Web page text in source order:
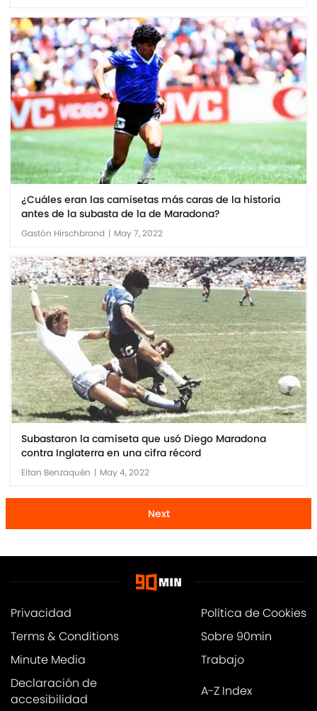
¿Cuáles eran las camisetas más caras de la historia
antes de la subasta de la de Maradona?
Gastón Hirschbrand | May 7, 2022
Subastaron la camiseta que usó Diego Maradona
contra Inglaterra en una cifra récord
Eitan Benzaquén | May 4, 2022
Next
Privacidad
Política de Cookies
Terms & Conditions
Sobre 90min
Minute Media
Trabajo
Declaración de
accesibilidad
A-Z Index